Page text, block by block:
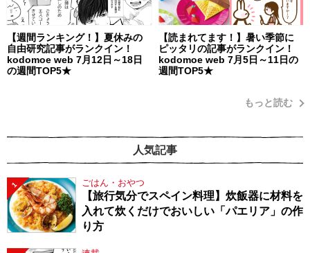
【週間ランキング！】夏休みの
自由研究記事がランクイン！
kodomoe web 7月12日～18日
の週間TOP5★
【読まれてます！】暑い季節に
ピッタリの記事がランクイン！
kodomoe web 7月5日～11日の
週間TOP5★
もっと読む
人気記事
1 ごはん・おやつ
【旅行気分でスペイン料理】炊飯器に材料を
入れて炊くだけでおいしい「パエリア」の作
り方